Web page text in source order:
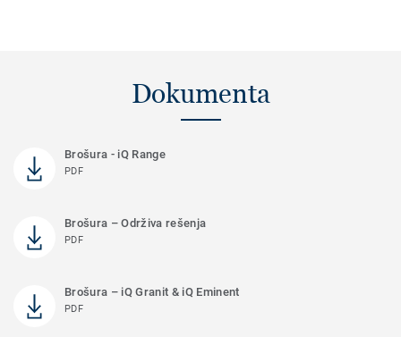
Dokumenta
Brošura - iQ Range
PDF
Brošura – Održiva rešenja
PDF
Brošura – iQ Granit & iQ Eminent
PDF